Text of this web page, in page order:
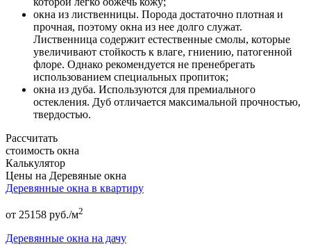
окна из лиственницы. Порода достаточно плотная и
прочная, поэтому окна из нее долго служат.
Лиственница содержит естественные смолы, которые
увеличивают стойкость к влаге, гниению, патогенной
флоре. Однако рекомендуется не пренебрегать
использованием специальных пропиток;
окна из дуба. Используются для премиального
остекления. Дуб отличается максимальной прочностью,
твердостью.
Рассчитать
стоимость окна
Калькулятор
Цены на Деревяные окна
Деревянные окна в квартиру
от 25158 руб./м2
Деревянные окна на дачу